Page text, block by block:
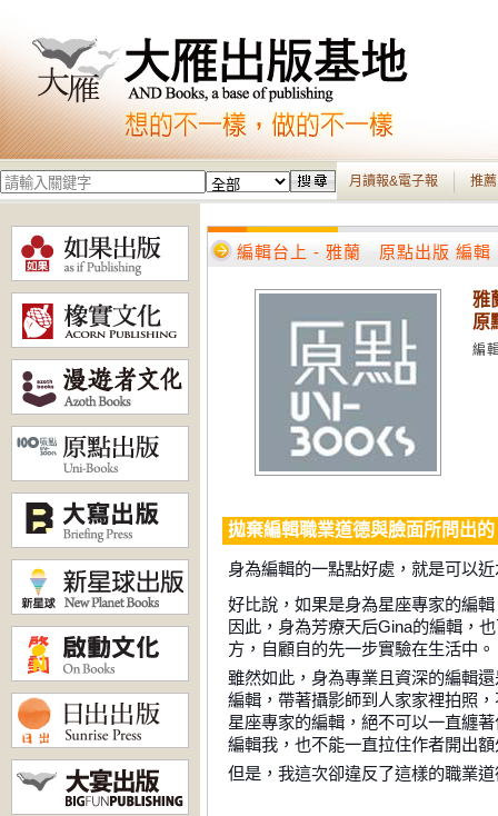
月讀報&電子報 推
編輯台上 - 雅蘭 原點出版 編輯
雅
原
編
拋棄編輯職業道德與臉面所問出
身為編輯的一點點好處，就是可以
好比說，如果是身為星座專家的編
因此，身為芳療天后Gina的編輯，
方，自顧自的先一步實驗在生活中。
雖然如此，身為專業且資深的編輯
編輯，帶著攝影師到人家家裡拍照
星座專家的編輯，絕不可以一直纏
編輯我，也不能一直拉住作者開出
但是，我這次卻違反了這樣的職業